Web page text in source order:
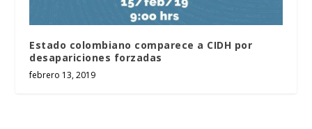
Estado colombiano comparece a CIDH por
desapariciones forzadas
febrero 13, 2019